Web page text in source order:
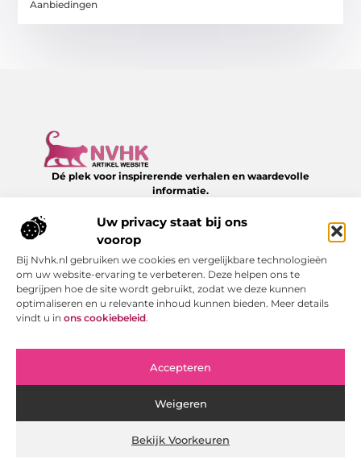
Uw privacy staat bij ons
voorop
Bij Nvhk.nl gebruiken we cookies en vergelijkbare technologieën
om uw website-ervaring te verbeteren. Deze helpen ons te
begrijpen hoe de site wordt gebruikt, zodat we deze kunnen
optimaliseren en u relevante inhoud kunnen bieden. Meer details
vindt u in ons cookiebeleid.
Accepteren
Weigeren
Bekijk Voorkeuren
Aanbiedingen
Dé plek voor inspirerende verhalen en waardevolle
informatie.
dagelijks leven – van slimme tips tot verrassende inzichten,
allemaal te vinden op NVHK.nl.
Onze informatie
Bericht categorie
Cookiebeleid (EU)